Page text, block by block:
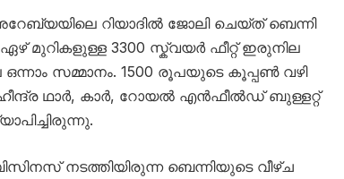
റിയാദിൽ ജോലി ചെയ്ത് ബെന്നി
മുറികളുള്ള 3300 സ്ക്വയർ ഫീറ്റ് ഇരുനില
ഒന്നാം സമ്മാനം. 1500 രൂപയുടെ കൂപ്പൺ വഴി
ഥാർ, കാർ, റോയൽ എൻഫീൽഡ് ബുള്ളറ്റ്
നടത്തിയിരുന്ന ബെന്നിയുടെ വീഴ്ച